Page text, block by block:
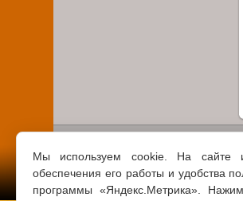
Мы используем cookie. На сайте
обеспечения его работы и удобства
программы «Яндекс.Метрика».